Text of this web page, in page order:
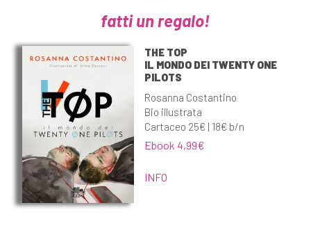
fatti un regalo!
THE TOP
IL MONDO DEI TWENTY ONE
PILOTS
Rosanna Costantino
Bio illustrata
Cartaceo 25€ | 18€ b/n
Ebook 4,99€
INFO